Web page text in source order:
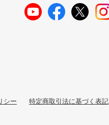
シー
特定商取引法に基づく表記